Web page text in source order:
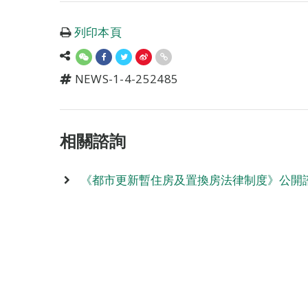
列印本頁
NEWS-1-4-252485
相關諮詢
《都市更新暫住房及置換房法律制度》公開